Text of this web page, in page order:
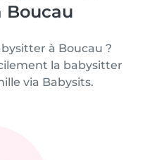
Boucau
à Boucau ?
la babysitter
via Babysits.